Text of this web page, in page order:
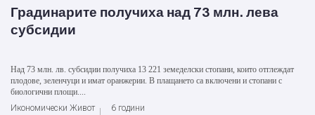
Градинарите получиха над 73 млн. лева
субсидии
Над 73 млн. лв. субсидии получиха 13 221 земеделски стопани, които отглеждат
плодове, зеленчуци и имат оранжерии. В плащането са включени и стопани с
биологични площи....
Икономически Живот
6 години